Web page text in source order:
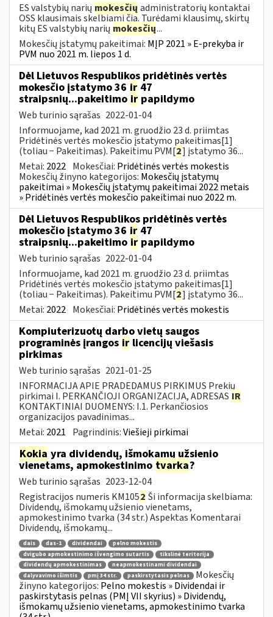
ES valstybių narių mokesčių administratorių kontaktai
OSS klausimais skelbiami čia. Turėdami klausimų, skirtų
kitų ES valstybių narių mokesčių...
Mokesčių įstatymų pakeitimai: MĮP 2021 » E-prekyba ir
PVM nuo 2021 m. liepos 1 d.
Dėl Lietuvos Respublikos pridėtinės vertės
mokesčio įstatymo 36 ir 47
straipsnių...pakeitimo ir papildymo
Web turinio sąrašas 2022-01-04
Informuojame, kad 2021 m. gruodžio 23 d. priimtas
Pridėtinės vertės mokesčio įstatymo pakeitimas[1]
(toliau − Pakeitimas). Pakeitimu PVM[2] įstatymo 36...
Metai: 2022 Mokesčiai: Pridėtinės vertės mokestis
Mokesčių žinyno kategorijos: Mokesčių įstatymų
pakeitimai » Mokesčių įstatymų pakeitimai 2022 metais
» Pridėtinės vertės mokesčio pakeitimai nuo 2022 m.
Dėl Lietuvos Respublikos pridėtinės vertės
mokesčio įstatymo 36 ir 47
straipsnių...pakeitimo ir papildymo
Web turinio sąrašas 2022-01-04
Informuojame, kad 2021 m. gruodžio 23 d. priimtas
Pridėtinės vertės mokesčio įstatymo pakeitimas[1]
(toliau − Pakeitimas). Pakeitimu PVM[2] įstatymo 36...
Metai: 2022 Mokesčiai: Pridėtinės vertės mokestis
Kompiuterizuotų darbo vietų saugos
programinės įrangos ir licencijų viešasis
pirkimas
Web turinio sąrašas 2021-01-25
INFORMACIJA APIE PRADEDAMUS PIRKIMUS Prekių
pirkimai I. PERKANČIOJI ORGANIZACIJA, ADRESAS IR
KONTAKTINIAI DUOMENYS: I.1. Perkančiosios
organizacijos pavadinimas...
Metai: 2021 Pagrindinis:Viešieji pirkimai
Kokia yra dividendų, išmokamų užsienio
vienetams, apmokestinimo tvarka?
Web turinio sąrašas 2023-12-04
Registracijos numeris KM1052 Ši informacija skelbiama:
Dividendų, išmokamų užsienio vienetams,
apmokestinimo tvarka (34 str.) Aspektas Komentarai
Dividendų, išmokamų...
dais das-1 dividendai
pelno mokestis
dvigubo apmokestinimo išvengimo sutartis
tikslinė teritorija
dividendų apmokestinimas
neapmokestinami dividendai
dalyvavimo išimtis
pmį 34 str. paskirstytasis pelnas
Mokesčių
žinyno kategorijos: Pelno mokestis » Dividendai ir
paskirstytasis pelnas (PMĮ VII skyrius) » Dividendų,
išmokamų užsienio vienetams, apmokestinimo tvarka